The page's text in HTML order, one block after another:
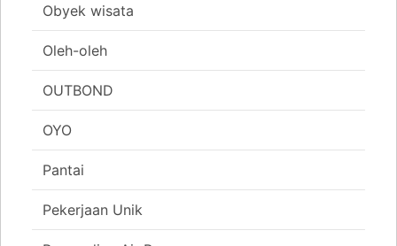
Obyek wisata
Oleh-oleh
OUTBOND
OYO
Pantai
Pekerjaan Unik